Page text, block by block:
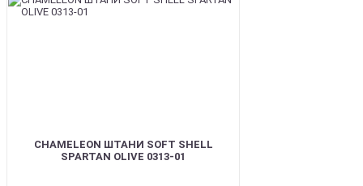
CHAMELEON ШТАНИ SOFT SHELL
SPARTAN OLIVE 0313-01